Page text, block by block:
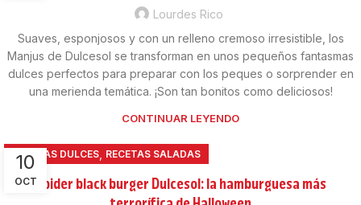
Lourdes Rico
Suaves, esponjosos y con un relleno cremoso irresistible, los
Manjus de Dulcesol se transforman en unos pequeños fantasmas
dulces perfectos para preparar con los peques o sorprender en
una merienda temática. ¡Son tan bonitos como deliciosos!
CONTINUAR LEYENDO
10
OCT
RECETAS DULCES RECETAS SALADAS
Spider black burger Dulcesol: la hamburguesa más